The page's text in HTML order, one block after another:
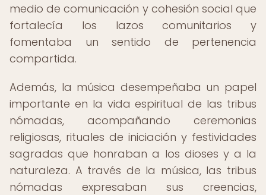
medio de comunicación y cohesión social que
fortalecía los lazos comunitarios y
fomentaba un sentido de pertenencia
compartida.
Además, la música desempeñaba un papel
importante en la vida espiritual de las tribus
nómadas, acompañando ceremonias
religiosas, rituales de iniciación y festividades
sagradas que honraban a los dioses y a la
naturaleza. A través de la música, las tribus
nómadas expresaban sus creencias,